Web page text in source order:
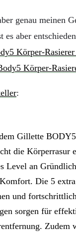
genau meinen
es aber
:
Gillette BODY5
die Körperrasur
Level an
Die 5 extra
und
sorgen für
Zudem